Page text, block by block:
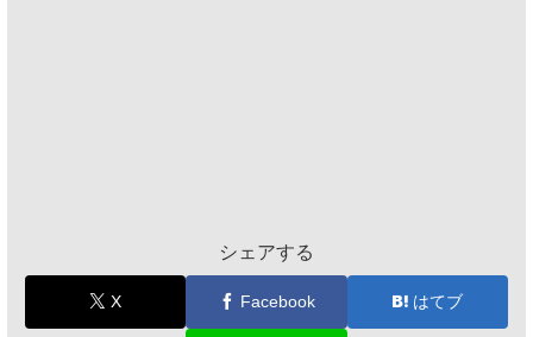
シェアする
X Facebook はてブ